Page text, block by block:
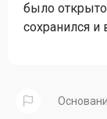
было
сохранился и